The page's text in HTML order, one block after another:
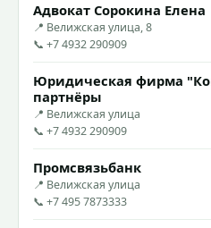
Адвокат Сорокина Елена
📍 Велижская улица, 8
📞 +7 4932 290909
Юридическая фирма
партнёры
📍 Велижская улица
📞 +7 4932 290909
Промсвязьбанк
📍 Велижская улица
📞 +7 495 7873333